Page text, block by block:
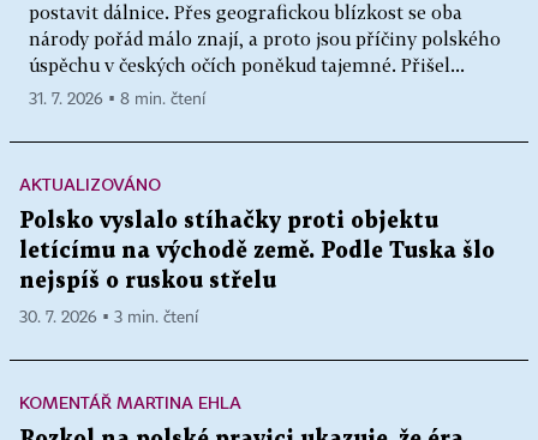
postavit dálnice. Přes geografickou blízkost se oba
národy pořád málo znají, a proto jsou příčiny polského
úspěchu v českých očích poněkud tajemné. Přišel...
31. 7. 2026 ▪ 8 min. čtení
AKTUALIZOVÁNO
Polsko vyslalo stíhačky proti objektu
letícímu na východě země. Podle Tuska šlo
nejspíš o ruskou střelu
30. 7. 2026 ▪ 3 min. čtení
KOMENTÁŘ MARTINA EHLA